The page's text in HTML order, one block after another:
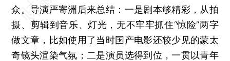
众。导演严寄洲后来总结：一是剧本够精彩，从拍
摄、剪辑到音乐、灯光，无不牢牢抓住“惊险”两字
做文章，比如使用了当时国产电影还较少见的蒙太
奇镜头渲染气氛；二是演员选得到位，一贯以青年